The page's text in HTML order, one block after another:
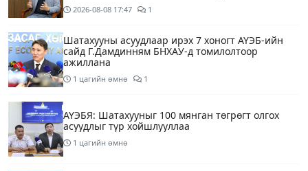
2026-08-08 17:47 1
Шатахууны асуудлаар ирэх 7 хоногт АҮЭБ-ийн
сайд Г.Дамдинням БНХАУ-д томилолтоор
ажиллана
1 цагийн өмнө 1
АҮЭБЯ: Шатахууныг 100 мянган төгрөгт олгох
асуудлыг түр хойшлууллаа
1 цагийн өмнө